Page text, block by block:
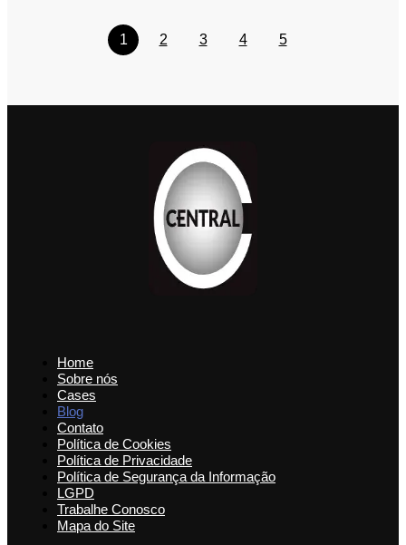
1 2 3 4 5
Home
Sobre nós
Cases
Blog
Contato
Política de Cookies
Política de Privacidade
Política de Segurança da Informação
LGPD
Trabalhe Conosco
Mapa do Site